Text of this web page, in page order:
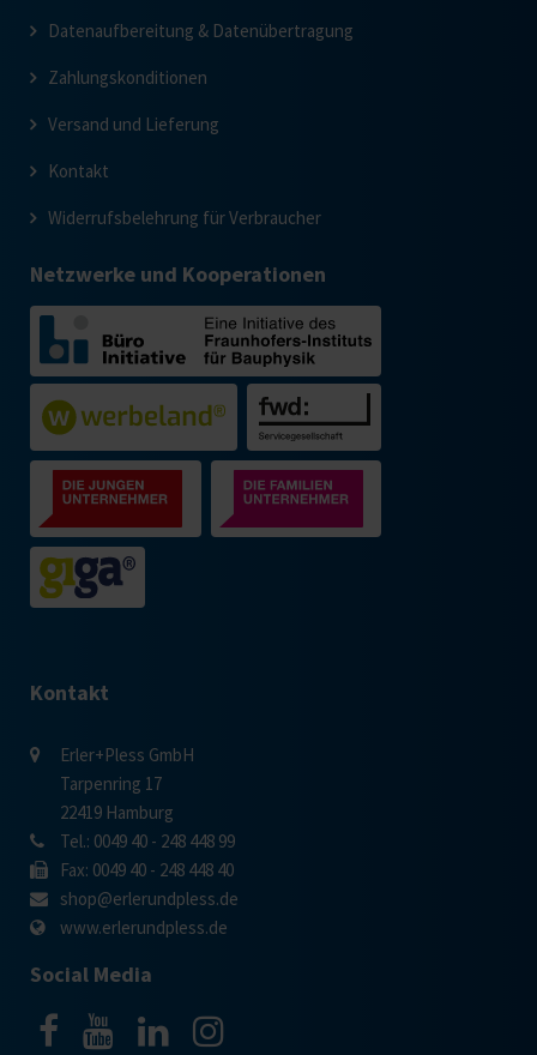
Datenaufbereitung & Datenübertragung
Zahlungskonditionen
Versand und Lieferung
Kontakt
Widerrufsbelehrung für Verbraucher
Netzwerke und Kooperationen
Kontakt
Erler+Pless GmbH
Tarpenring 17
22419 Hamburg
Tel.: 0049 40 - 248 448 99
Fax: 0049 40 - 248 448 40
shop@erlerundpless.de
www.erlerundpless.de
Social Media